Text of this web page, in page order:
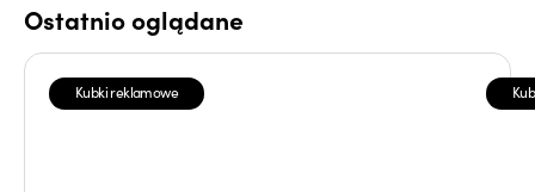
Ostatnio oglądane
Kubki reklamowe